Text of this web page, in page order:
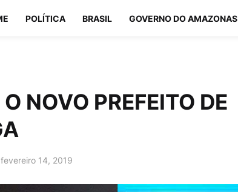
POLÍTICA BRASIL GOVERNO DO AMAZONAS
NOVO PREFEITO DE
fevereiro 14, 2019